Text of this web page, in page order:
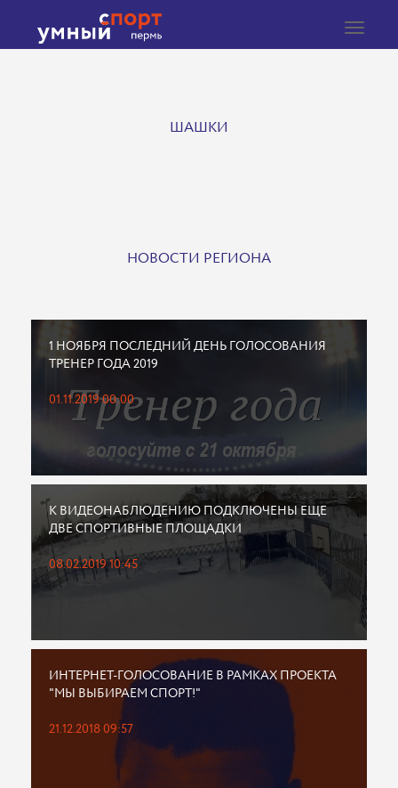
Toggle
ШАШКИ
НОВОСТИ РЕГИОНА
1 НОЯБРЯ ПОСЛЕДНИЙ ДЕНЬ ГОЛОСОВАНИЯ
ТРЕНЕР ГОДА 2019
01.11.2019 00:00
К ВИДЕОНАБЛЮДЕНИЮ ПОДКЛЮЧЕНЫ ЕЩЕ
ДВЕ СПОРТИВНЫЕ ПЛОЩАДКИ
08.02.2019 10:45
ИНТЕРНЕТ-ГОЛОСОВАНИЕ В РАМКАХ ПРОЕКТА
"МЫ ВЫБИРАЕМ СПОРТ!"
21.12.2018 09:57